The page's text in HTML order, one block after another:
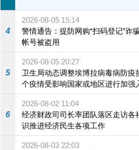
4
2026-08-05 15:14
警情通告：提防网购“扫码登记”诈
帐号被盗用
5
2026-08-05 20:27
卫生局动态调整埃博拉病毒病防疫
个疫情受影响国家或地区进行加强
施
6
2026-08-02 11:04
经济财政司司长率团队落区走访各
识推进经济民生各项工作
2026-08-03 22:03